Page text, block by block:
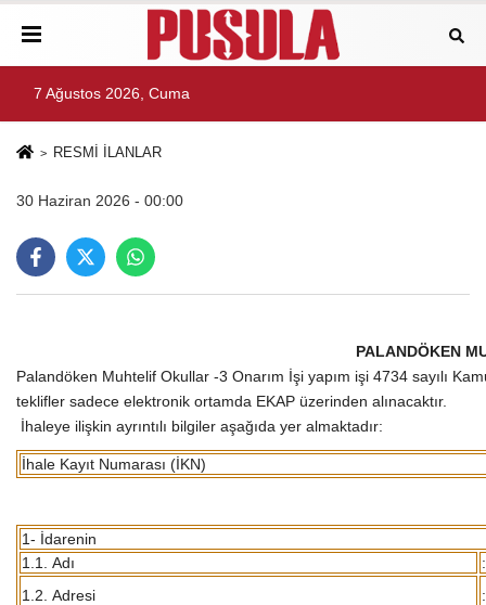
7 Ağustos 2026, Cuma
RESMİ İLANLAR
30 Haziran 2026 - 00:00
PALANDÖKEN
Palandöken Muhtelif Okullar -3 Onarım İşi yapım işi 4734 sayılı
teklifler sadece elektronik ortamda EKAP üzerinden alınacaktır.
İhaleye ilişkin ayrıntılı bilgiler aşağıda yer almaktadır:
İhale Kayıt Numarası (İKN)
1- İdarenin
1.1. Adı
:
1.2. Adresi
: